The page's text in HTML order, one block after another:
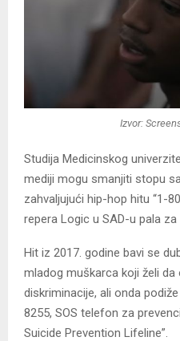
Izvor:
Studija Medicinskog
mediji mogu smanjiti stopu
zahvaljujući hip-hop hitu “1-
repera Logic u SAD-u pala
Hit iz 2017. godine bavi se
mladog muškarca koji želi
diskriminacije, ali onda
8255, SOS telefon za
Suicide Prevention Lifeline”.